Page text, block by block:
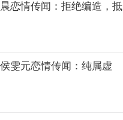
恋情传闻：拒绝编造，抵
雯元恋情传闻：纯属虚